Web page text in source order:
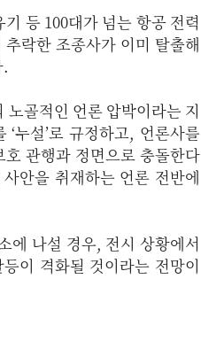
등 100대가 넘는 항공 전력
락한 조종사가 이미 탈출해
골적인 언론 압박이라는 지
누설’로 규정하고, 언론사를
관행과 정면으로 충돌한다
안을 취재하는 언론 전반에
에 나설 경우, 전시 상황에서
이 격화될 것이라는 전망이